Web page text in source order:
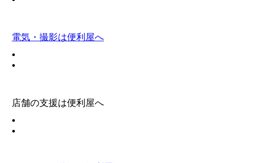
電気・撮影は便利屋へ
店舗の支援は便利屋へ